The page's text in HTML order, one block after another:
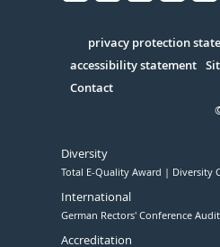
Serivce
privacy protection
accessibility statement
Contact
Diversity
Total E-Quality Award Diversity
International
German Rectors' Conference Audit
Accreditation